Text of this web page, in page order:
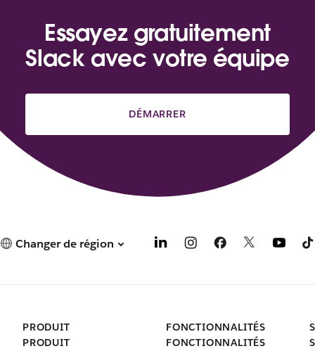
Essayez gratuitement
Slack avec votre équipe
DÉMARRER
Changer de région
PRODUIT
PRODUIT
FONCTIONNALITÉS
FONCTIONNALITÉS